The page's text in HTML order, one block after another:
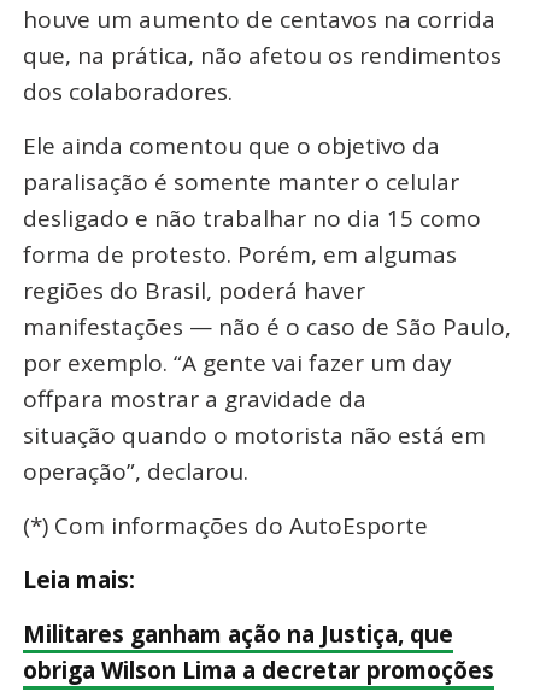
houve um aumento de centavos na corrida
que, na prática, não afetou os rendimentos
dos colaboradores.
Ele ainda comentou que o objetivo da
paralisação é somente manter o celular
desligado e não trabalhar no dia 15 como
forma de protesto. Porém, em algumas
regiões do Brasil, poderá haver
manifestações — não é o caso de São Paulo,
por exemplo. “A gente vai fazer um day
offpara mostrar a gravidade da
situação quando o motorista não está em
operação”, declarou.
(*) Com informações do AutoEsporte
Leia mais:
Militares ganham ação na Justiça, que
obriga Wilson Lima a decretar promoções